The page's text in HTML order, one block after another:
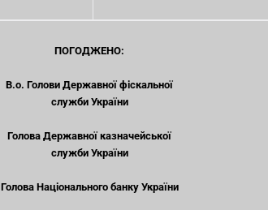
ПОГОДЖЕНО:
В.о. Голови Державної фіскальної
служби України
Голова Державної казначейської
служби України
Голова Національного банку України